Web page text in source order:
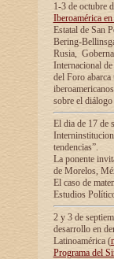
1-3 de octubre
Iberoamérica
Estatal de San
Bering-
Rusia,
Internacional
del Foro
sobre el
El dia de 17 de
tendencias”.
La ponente
de Morelos,
El caso de
Estudios
2 y 3 de
desarrollo en
Latinoamérica (
Programa del